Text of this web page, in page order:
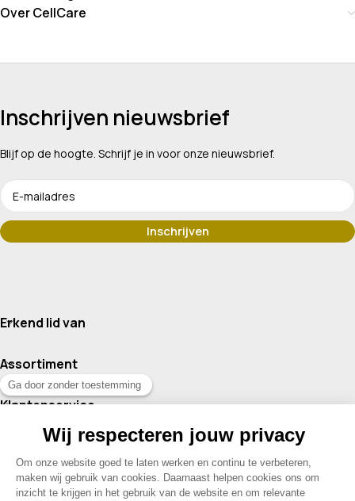
Over CellCare
Inschrijven nieuwsbrief
Blijf op de hoogte. Schrijf je in voor onze nieuwsbrief.
Erkend lid van
Assortiment
Klantenservice
Contact
© 2026 Drogisterij Het Geheim | Alle rechten voorbehouden |
Webdesign en hosting door Madoo|Sitemap